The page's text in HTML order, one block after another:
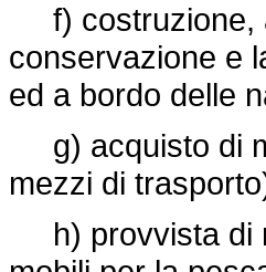
f) costruzione,
conservazione e
ed a bordo delle
g) acquisto di
mezzi di
h) provvista di